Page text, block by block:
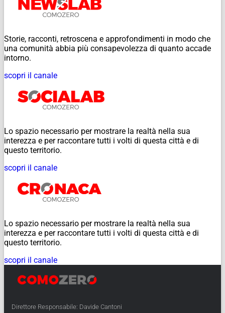
Storie, racconti, retroscena e approfondimenti in modo che
una comunità abbia più consapevolezza di quanto accade
intorno.
scopri il canale
Lo spazio necessario per mostrare la realtà nella sua
interezza e per raccontare tutti i volti di questa città e di
questo territorio.
scopri il canale
Lo spazio necessario per mostrare la realtà nella sua
interezza e per raccontare tutti i volti di questa città e di
questo territorio.
scopri il canale
Direttore Responsabile: Davide Cantoni